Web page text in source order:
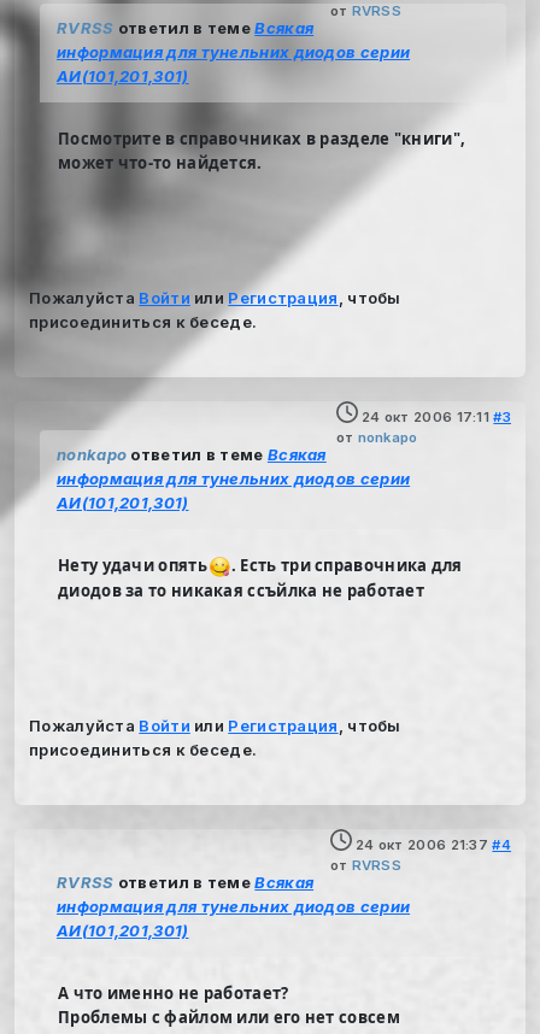
от RVRSS
RVRSS ответил в темеВсякая
информация для тунельних диодов серии
АИ(101,201,301)
Посмотрите в справочниках в разделе "книги",
может что-то найдется.
Пожалуйста Войти или Регистрация
, чтобы
присоединиться к беседе.
24 окт 2006 17:11 #3
от nonkapo
nonkapo ответил в теме Всякая
информация для тунельних диодов серии
АИ(101,201,301)
Нету удачи опять
. Есть три справочника для
диодов за то никакая ссъйлка не работает
Пожалуйста Войти или Регистрация
, чтобы
присоединиться к беседе.
24 окт 2006 21:37 #4
от RVRSS
RVRSS ответил в темеВсякая
информация для тунельних диодов серии
АИ(101,201,301)
А что именно не работает?
Проблемы с файлом или его нет совсем